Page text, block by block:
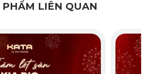
- dễ dàng
quản thảm lót sàn ô tô Lexus GX của
PHẨM LIÊN QUAN